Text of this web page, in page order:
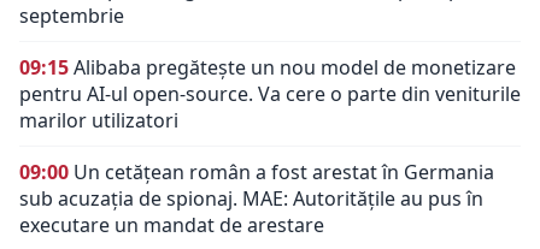
septembrie
09:15Alibaba pregătește un nou model de monetizare
pentru AI-ul open-source. Va cere o parte din veniturile
marilor utilizatori
09:00 Un cetățean român a fost arestat în Germania
sub acuzația de spionaj. MAE: Autorităţile au pus în
executare un mandat de arestare